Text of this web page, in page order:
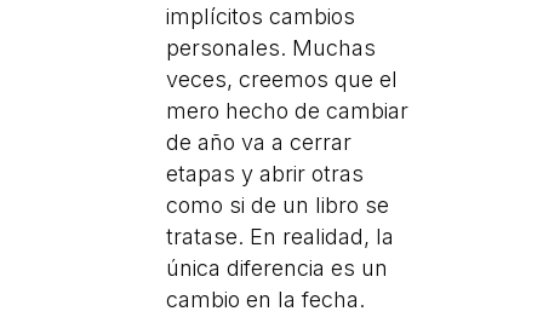
implícitos cambios
personales. Muchas
veces, creemos que el
mero hecho de cambiar
de año va a cerrar
etapas y abrir otras
como si de un libro se
tratase. En realidad, la
única diferencia es un
cambio en la fecha.